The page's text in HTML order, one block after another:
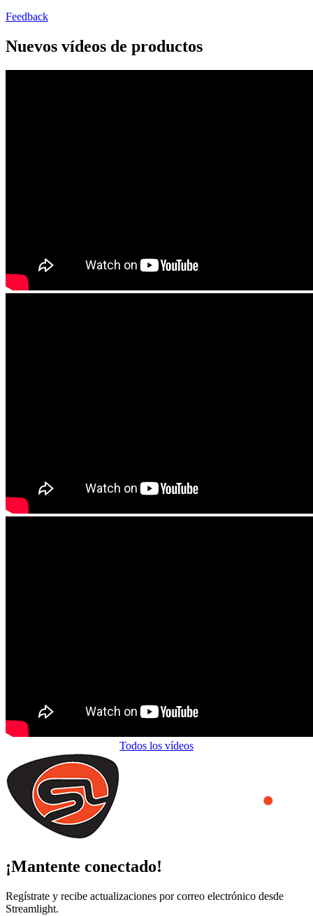
Feedback
Nuevos vídeos de productos
Todos los vídeos
¡Mantente conectado!
Regístrate y recibe actualizaciones por correo electrónico desde
Streamlight.